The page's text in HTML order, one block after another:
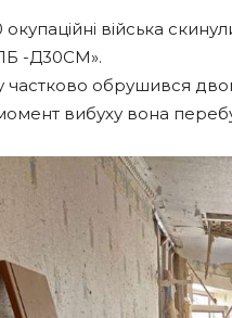
війська
-Д30СМ».
частково обрушився
вибуху вона